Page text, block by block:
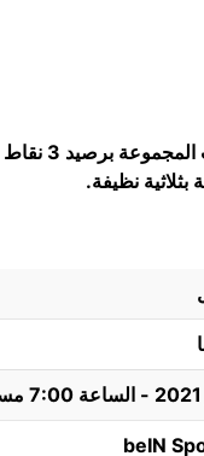
ويتصدر
بثلاثية نظيفة.
beIN